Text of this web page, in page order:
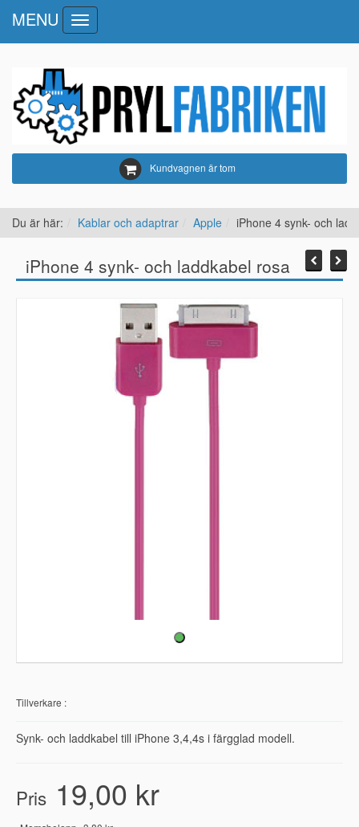
Kundvagnen är tom
MENU
Toggle
navigation
Du är här: Kablar och adaptrar Apple iPhone 4 synk- och
iPhone 4 synk- och laddkabel rosa
Tillverkare
Synk- och laddkabel till iPhone 3,4,4s i färgglad modell.
Pris 19,00 kr